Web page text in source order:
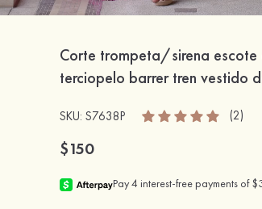
Corte trompeta/sirena escote
terciopelo barrer tren vestido
SKU: S7638P (2)
$150